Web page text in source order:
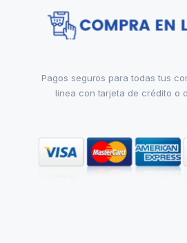
Pagos seguros para todas tus
linea con tarjeta de crédito o